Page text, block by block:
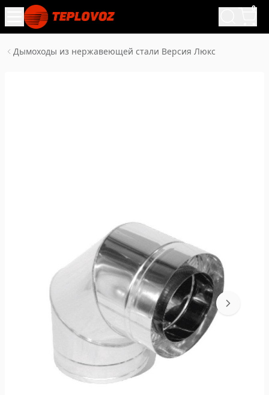
0
Дымоходы из нержавеющей стали Версия Люкс